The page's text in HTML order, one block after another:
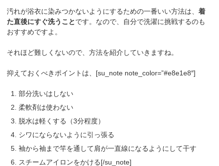
汚れが浴衣に染みつかないようにするための一番いい方法は、着
た直後にすぐ洗うことです。なので、自分で洗濯に挑戦するのも
おすすめですよ。
それほど難しくないので、方法を紹介していきますね。
抑えておくべきポイントは、[su_note note_color=”#e8e1e8″]
部分洗いはしない
柔軟剤は使わない
脱水は軽くする（3分程度）
シワにならないように引っ張る
袖から袖まで竿を通して肩が一直線になるようにして干す
スチームアイロンをかける[/su_note]